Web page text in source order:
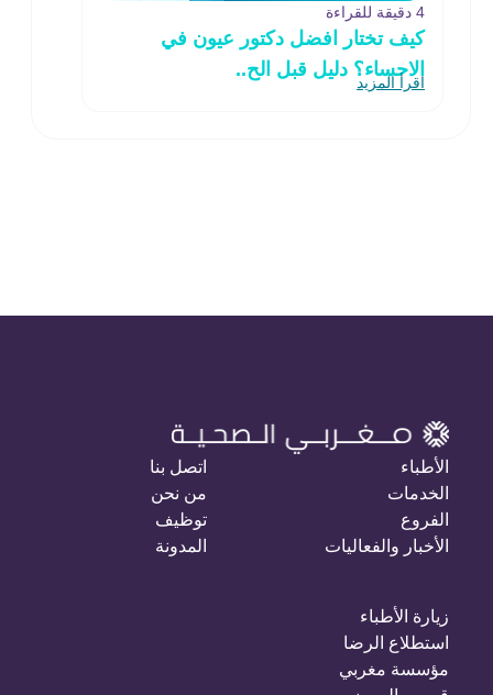
4 دقيقة للقراءة
كيف تختار افضل دكتور عيون في
الاحساء؟ دليل قبل الح..
اقرأ المزيد
الأطباء
الخدمات
الفروع
الأخبار والفعاليات
اتصل بنا
من نحن
توظيف
المدونة
زيارة الأطباء
استطلاع الرضا
مؤسسة مغربي